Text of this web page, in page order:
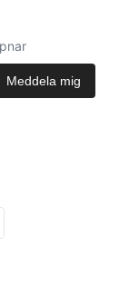
Meddela mig